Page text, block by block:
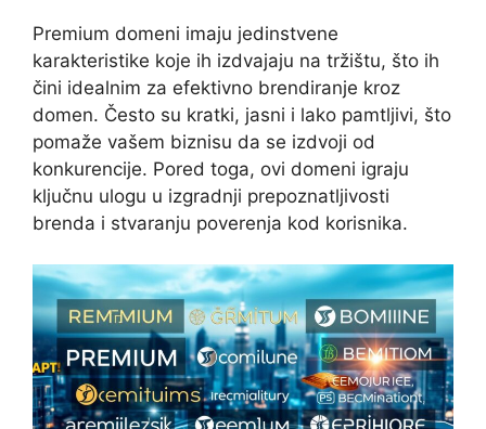
Premium domeni imaju jedinstvene
karakteristike koje ih izdvajaju na tržištu, što ih
čini idealnim za efektivno brendiranje kroz
domen. Često su kratki, jasni i lako pamtljivi, što
pomaže vašem biznisu da se izdvoji od
konkurencije. Pored toga, ovi domeni igraju
ključnu ulogu u izgradnji prepoznatljivosti
brenda i stvaranju poverenja kod korisnika.